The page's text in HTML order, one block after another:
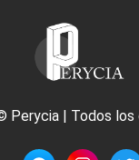
Perycia | Todos los